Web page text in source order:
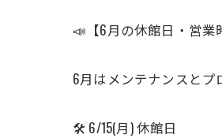
​📣【6月の休館日・営業
6月はメンテナンスとプ
​🛠 6/15(月) 休館日